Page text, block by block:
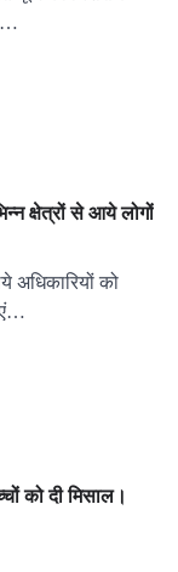
क्षेत्रों से आये लोगों
अधिकारियों को
को दी मिसाल।